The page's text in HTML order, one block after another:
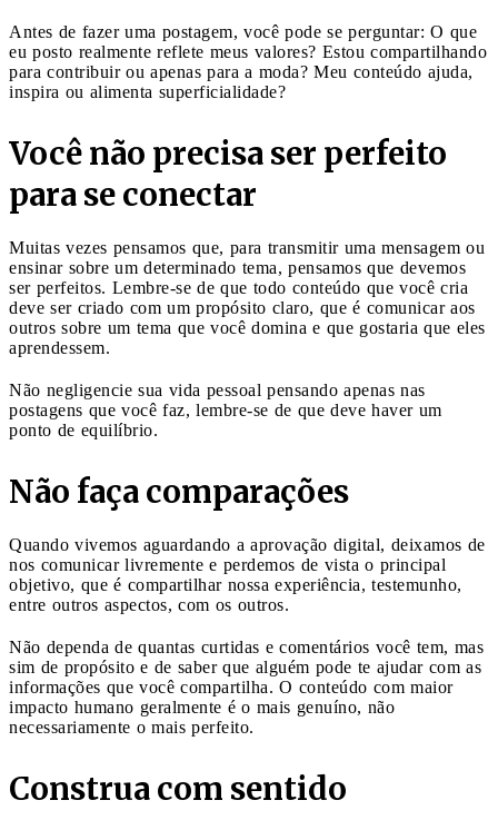
Antes de fazer uma postagem, você pode se perguntar: O que
eu posto realmente reflete meus valores? Estou compartilhando
para contribuir ou apenas para a moda? Meu conteúdo ajuda,
inspira ou alimenta superficialidade?
Você não precisa ser perfeito
para se conectar
Muitas vezes pensamos que, para transmitir uma mensagem ou
ensinar sobre um determinado tema, pensamos que devemos
ser perfeitos. Lembre-se de que todo conteúdo que você cria
deve ser criado com um propósito claro, que é comunicar aos
outros sobre um tema que você domina e que gostaria que eles
aprendessem.
Não negligencie sua vida pessoal pensando apenas nas
postagens que você faz, lembre-se de que deve haver um
ponto de equilíbrio.
Não faça comparações
Quando vivemos aguardando a aprovação digital, deixamos de
nos comunicar livremente e perdemos de vista o principal
objetivo, que é compartilhar nossa experiência, testemunho,
entre outros aspectos, com os outros.
Não dependa de quantas curtidas e comentários você tem, mas
sim de propósito e de saber que alguém pode te ajudar com as
informações que você compartilha. O conteúdo com maior
impacto humano geralmente é o mais genuíno, não
necessariamente o mais perfeito.
Construa com sentido